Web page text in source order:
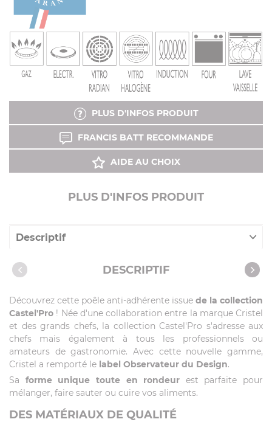
PLUS D'INFOS PRODUIT
FRANCIS BATT RECOMMANDE
AIDE AU CHOIX
PLUS D'INFOS PRODUIT
Descriptif
Caractéristiques
DESCRIPTIF
Découvrez cette poêle anti-adhérente issue de la collection
Castel'Pro ! Née d'une collaboration entre la marque Cristel
et des grands chefs, la collection Castel'Pro s'adresse aux
chefs mais également à tous les professionnels ou
amateurs de gastronomie. Avec cette nouvelle gamme,
Cristel a remporté le label Observateur du Design.
Sa forme unique toute en rondeur est parfaite pour
mélanger, faire sauter ou cuire vos aliments.
DES MATÉRIAUX DE QUALITÉ